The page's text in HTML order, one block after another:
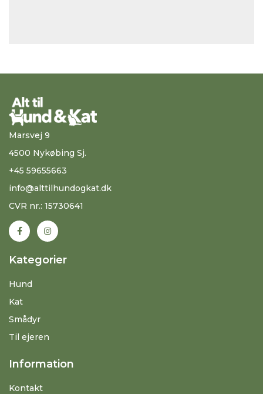
Marsvej 9
4500 Nykøbing Sj.
+45 59655663
info@alttilhundogkat.dk
CVR nr.: 15730641
Kategorier
Hund
Kat
Smådyr
Til ejeren
Information
Kontakt